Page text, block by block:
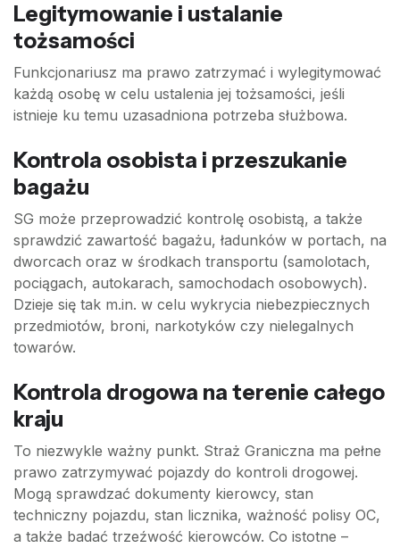
Legitymowanie i ustalanie
tożsamości
Funkcjonariusz ma prawo zatrzymać i wylegitymować
każdą osobę w celu ustalenia jej tożsamości, jeśli
istnieje ku temu uzasadniona potrzeba służbowa.
Kontrola osobista i przeszukanie
bagażu
SG może przeprowadzić kontrolę osobistą, a także
sprawdzić zawartość bagażu, ładunków w portach, na
dworcach oraz w środkach transportu (samolotach,
pociągach, autokarach, samochodach osobowych).
Dzieje się tak m.in. w celu wykrycia niebezpiecznych
przedmiotów, broni, narkotyków czy nielegalnych
towarów.
Kontrola drogowa na terenie całego
kraju
To niezwykle ważny punkt. Straż Graniczna ma pełne
prawo zatrzymywać pojazdy do kontroli drogowej.
Mogą sprawdzać dokumenty kierowcy, stan
techniczny pojazdu, stan licznika, ważność polisy OC,
a także badać trzeźwość kierowców. Co istotne –